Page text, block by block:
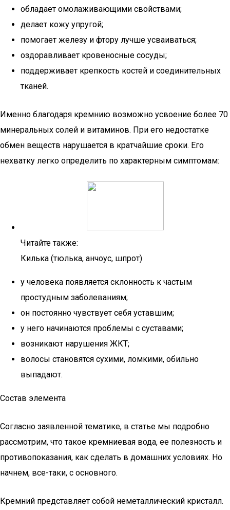
обладает омолаживающими свойствами;
делает кожу упругой;
помогает железу и фтору лучше усваиваться;
оздоравливает кровеносные сосуды;
поддерживает крепкость костей и соединительных
тканей.
Именно благодаря кремнию возможно усвоение более 70
минеральных солей и витаминов. При его недостатке
обмен веществ нарушается в кратчайшие сроки. Его
нехватку легко определить по характерным симптомам:
Читайте также:
Килька (тюлька, анчоус, шпрот)
у человека появляется склонность к частым
простудным заболеваниям;
он постоянно чувствует себя уставшим;
у него начинаются проблемы с суставами;
возникают нарушения ЖКТ;
волосы становятся сухими, ломкими, обильно
выпадают.
Состав элемента
Согласно заявленной тематике, в статье мы подробно
рассмотрим, что такое кремниевая вода, ее полезность и
противопоказания, как сделать в домашних условиях. Но
начнем, все-таки, с основного.
Кремний представляет собой неметаллический кристалл.